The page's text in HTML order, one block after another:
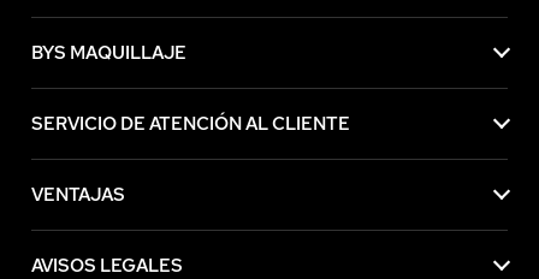
BYS MAQUILLAJE
SERVICIO DE ATENCIÓN AL CLIENTE
VENTAJAS
AVISOS LEGALES